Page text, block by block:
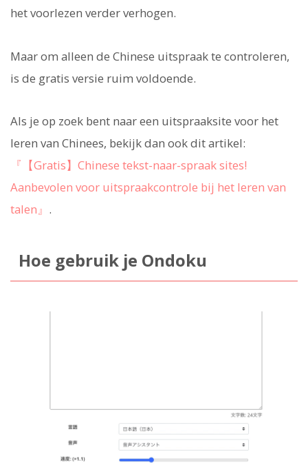
het voorlezen verder verhogen.
Maar om alleen de Chinese uitspraak te controleren,
is de gratis versie ruim voldoende.
Als je op zoek bent naar een uitspraaksite voor het
leren van Chinees, bekijk dan ook dit artikel:
『【Gratis】Chinese tekst-naar-spraak sites!
Aanbevolen voor uitspraakcontrole bij het leren van
talen』 .
Hoe gebruik je Ondoku